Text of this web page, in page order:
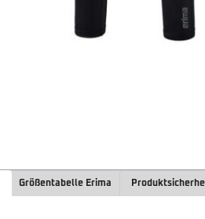
Größentabelle Erima